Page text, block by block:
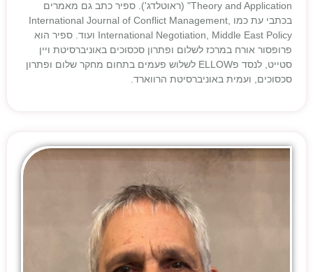
Theory and Application" (ראוטלדג'). ספיר כתב גם מאמרים
בכתבי עת כמו International Journal of Conflict Management,
International Negotiation, Middle East Policy ועוד. ספיר הוא
פרופסור אורח במרכז לשלום ופתרון סכסוכים באוניברסיטת ויין
סטייט, לנסד פELLOW לשלוש פעמים בתחום מחקר שלום ופתרון
סכסוכים, ועמית באוניברסיטת הרווארד.